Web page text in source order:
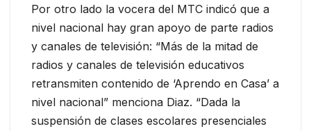
Por otro lado la vocera del MTC indicó que a
nivel nacional hay gran apoyo de parte radios
y canales de televisión: “Más de la mitad de
radios y canales de televisión educativos
retransmiten contenido de ‘Aprendo en Casa’ a
nivel nacional” menciona Diaz. “Dada la
suspensión de clases escolares presenciales